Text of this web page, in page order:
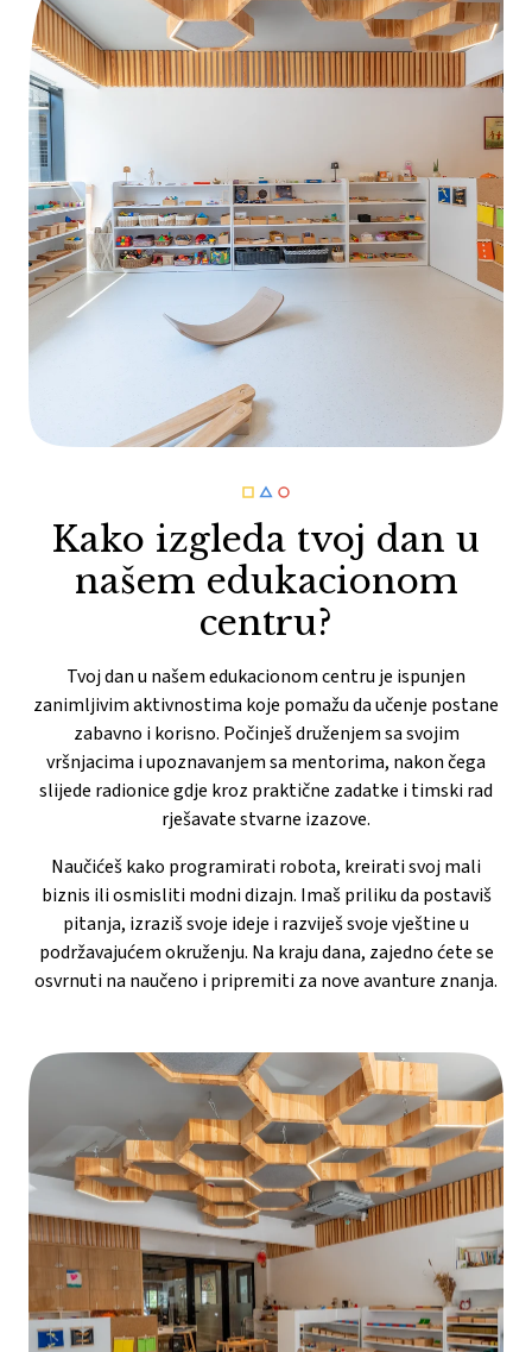
Kako izgleda tvoj dan u
našem edukacionom
centru?
Tvoj dan u našem edukacionom centru je ispunjen
zanimljivim aktivnostima koje pomažu da učenje postane
zabavno i korisno. Počinješ druženjem sa svojim
vršnjacima i upoznavanjem sa mentorima, nakon čega
slijede radionice gdje kroz praktične zadatke i timski rad
rješavate stvarne izazove.
Naučićeš kako programirati robota, kreirati svoj mali
biznis ili osmisliti modni dizajn. Imaš priliku da postaviš
pitanja, izraziš svoje ideje i razviješ svoje vještine u
podržavajućem okruženju. Na kraju dana, zajedno ćete se
osvrnuti na naučeno i pripremiti za nove avanture znanja.